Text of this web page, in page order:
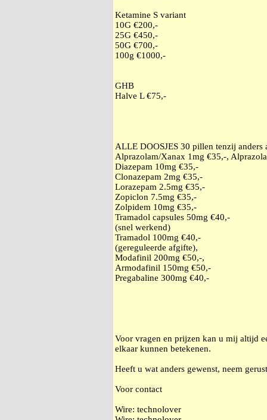
Ketamine S variant
10G €200,-
25G €450,-
50G €700,-
100g €1000,-
GHB
Halve L €75,-
ALLE DOOSJES 30 pillen tenzij anders
Alprazolam/Xanax 1mg €35,-,
Diazepam 10mg €35,-
Clonazepam 2mg €35,-
Lorazepam 2.5mg €35,-
Zopiclon 7.5mg €35,-
Zolpidem 10mg €35,-
Tramadol capsules 50mg €40,-
(snel werkend)
Tramadol 100mg €40,-
(gereguleerde afgifte),
Modafinil 200mg €50,-,
Armodafinil 150mg €50,-
Pregabaline 300mg €40,-
Voor vragen en prijzen kan u mij altijd
elkaar kunnen betekenen.
Heeft u wat anders gewenst, neem
Voor contact
Wire: technolover